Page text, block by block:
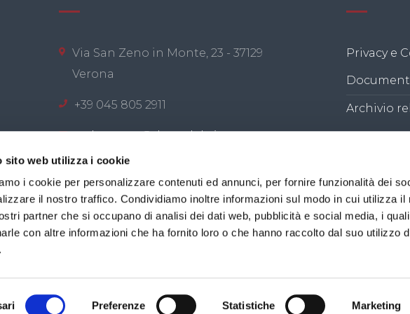
sito web utilizza i cookie
i cookie per personalizzare contenuti ed annunci, per fornire funzionalità dei
il nostro traffico. Condividiamo inoltre informazioni sul modo in cui utilizza il
partner che si occupano di analisi dei dati web, pubblicità e social media, i
con altre informazioni che ha fornito loro o che hanno raccolto dal suo utilizzo
Preferenze Statistiche Marketing
Via San Zeno in Monte, 23 - 37129
Verona
+39 045 805 2911
webmaster@doncalabria.net
Privacy e
Archivio
Poveri Servi della Divina Provvidenza- Istituto Don Calabria -
Codice fiscale 00280090234. PEC:
instagram youtube